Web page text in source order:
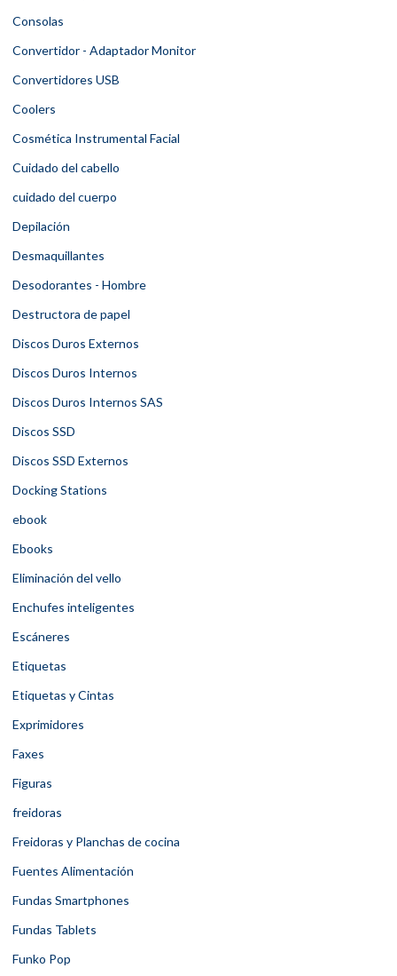
Consolas
Convertidor - Adaptador Monitor
Convertidores USB
Coolers
Cosmética Instrumental Facial
Cuidado del cabello
cuidado del cuerpo
Depilación
Desmaquillantes
Desodorantes - Hombre
Destructora de papel
Discos Duros Externos
Discos Duros Internos
Discos Duros Internos SAS
Discos SSD
Discos SSD Externos
Docking Stations
ebook
Ebooks
Eliminación del vello
Enchufes inteligentes
Escáneres
Etiquetas
Etiquetas y Cintas
Exprimidores
Faxes
Figuras
freidoras
Freidoras y Planchas de cocina
Fuentes Alimentación
Fundas Smartphones
Fundas Tablets
Funko Pop